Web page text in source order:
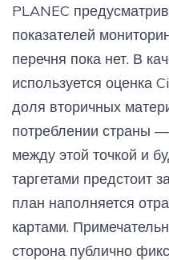
PLANEC
показателей
перечня пока нет. В
используется оценка
доля вторичных
потреблении страны
между этой точкой и
таргетами предстоит
план наполняется
картами.
сторона публично